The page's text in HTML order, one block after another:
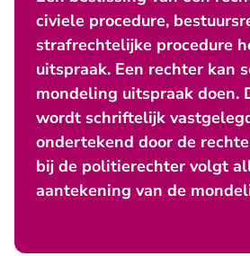
civiele procedure,
strafrechtelijke procedure
uitspraak. Een rechter kan
mondeling uitspraak doen.
wordt schriftelijk
ondertekend door de
bij de politierechter volgt
aantekening van de